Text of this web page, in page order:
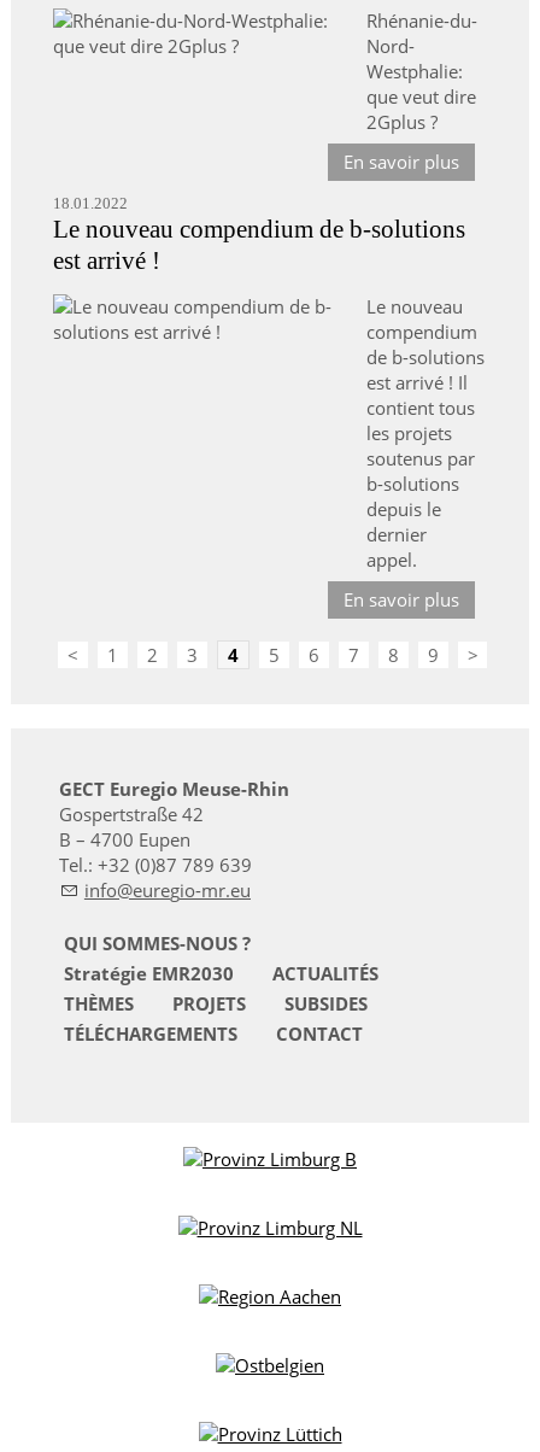
Rhénanie-du-
Nord-
Westphalie:
que veut dire
2Gplus ?
En savoir plus
18.01.2022
Le nouveau compendium de b-solutions
est arrivé !
Le nouveau
compendium
de b-solutions
est arrivé ! Il
contient tous
les projets
soutenus par
b-solutions
depuis le
dernier
appel.
En savoir plus
< 1 2 3 4 5 6 7 8 9 >
GECT Euregio Meuse-Rhin
Gospertstraße 42
B – 4700 Eupen
Tel.: +32 (0)87 789 639
nf
r g -mr
QUI SOMMES-NOUS ?
Stratégie EMR2030
ACTUALITÉS
THÈMES
PROJETS
SUBSIDES
TÉLÉCHARGEMENTS
CONTACT